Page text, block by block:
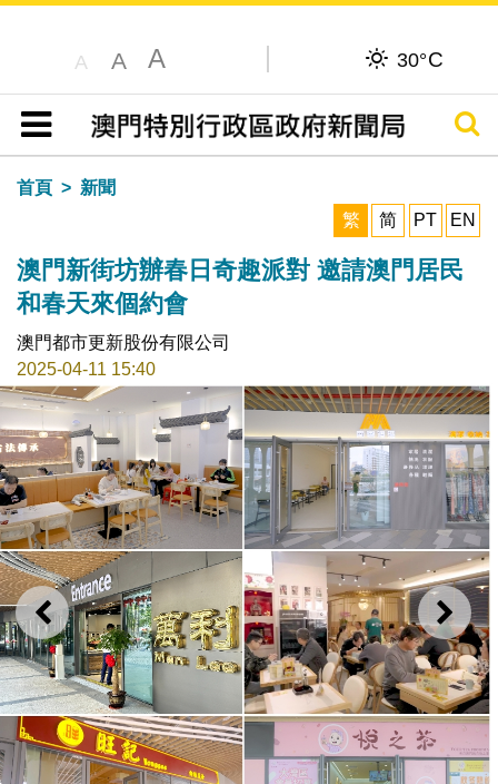
A A A 30°C
目錄
搜尋
首頁
新聞
繁
简 PT EN
澳門新街坊辦春日奇趣派對 邀請澳門居民
和春天來個約會
澳門都市更新股份有限公司
2025-04-11 15:40
上一則 下一